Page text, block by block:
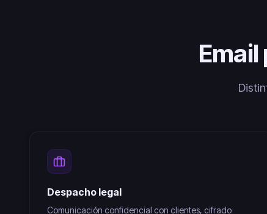
Despacho legal
Comunicación confidencial con clientes, cifrado